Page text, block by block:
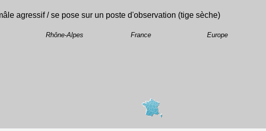
agressif / se pose sur un poste d'observation (tige sèche)
Rhône-Alpes France Europe